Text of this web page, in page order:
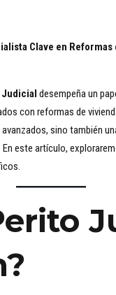
Clave en Reformas
desempeña un
con reformas de
sino también
este artículo,